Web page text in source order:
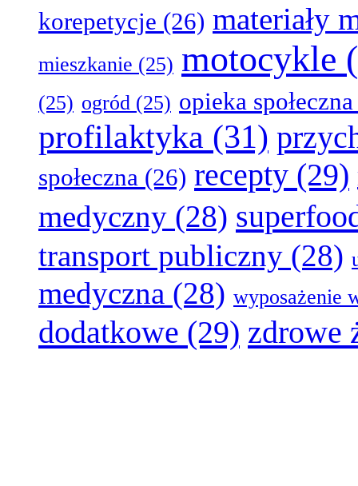
korepetycje (26) materiały
mieszkanie (25) motocykle
(25) ogród (25) opieka społeczna
profilaktyka (31)
społeczna (26) recepty (29)
medyczny (28)
transport publiczny (28)
medyczna (28) wyposażenie
dodatkowe (29) zdrowe